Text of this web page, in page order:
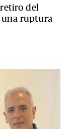
del
una ruptura